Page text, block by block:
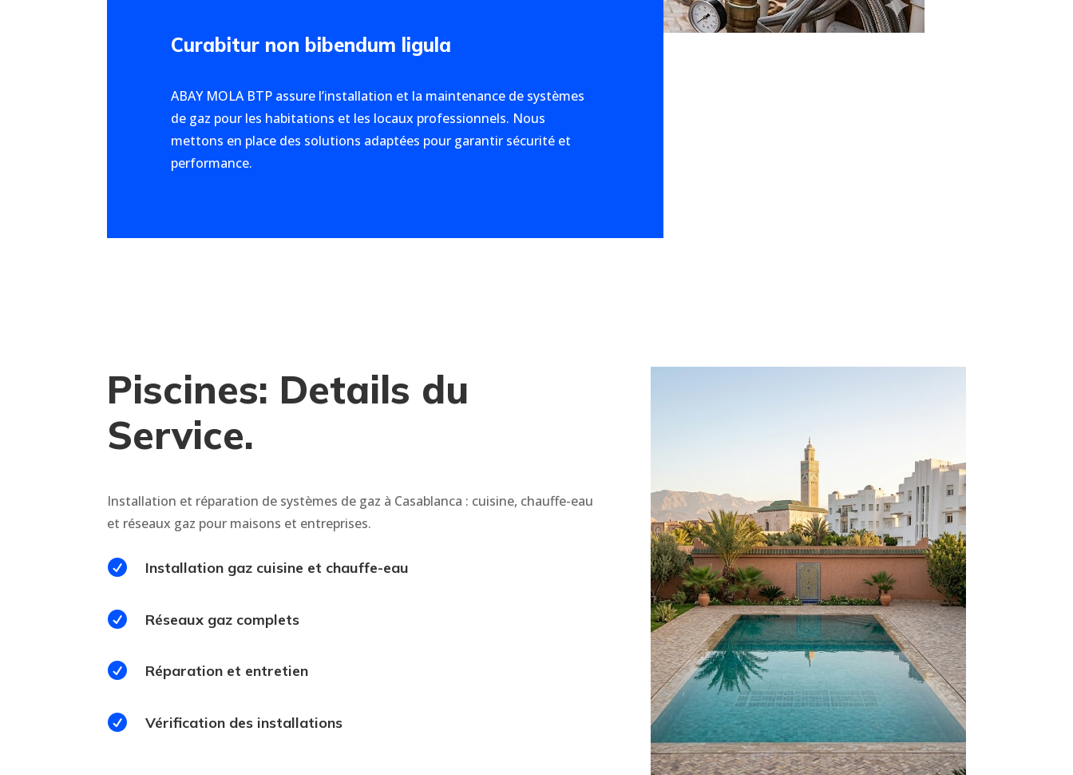
Curabitur non bibendum ligula
ABAY MOLA BTP assure l’installation et la maintenance de systèmes
de gaz pour les habitations et les locaux professionnels. Nous
mettons en place des solutions adaptées pour garantir sécurité et
performance.
Piscines: Details du
Service.
Installation et réparation de systèmes de gaz à Casablanca : cuisine, chauffe-eau
et réseaux gaz pour maisons et entreprises.
 Installation gaz cuisine et chauffe-eau
 Réseaux gaz complets
 Réparation et entretien
 Vérification des installations